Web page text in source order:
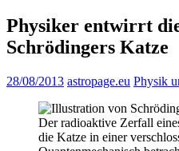
Physiker entwirrt
Schrödingers Katze
28/08/2013 astropage.eu Physik